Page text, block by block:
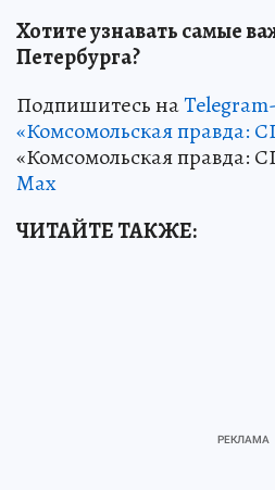
Хотите узнавать самые
Петербурга?
Подпишитесь на
«Комсомольская правда:
«Комсомольская правда:
Max
ЧИТАЙТЕ ТАКЖЕ: